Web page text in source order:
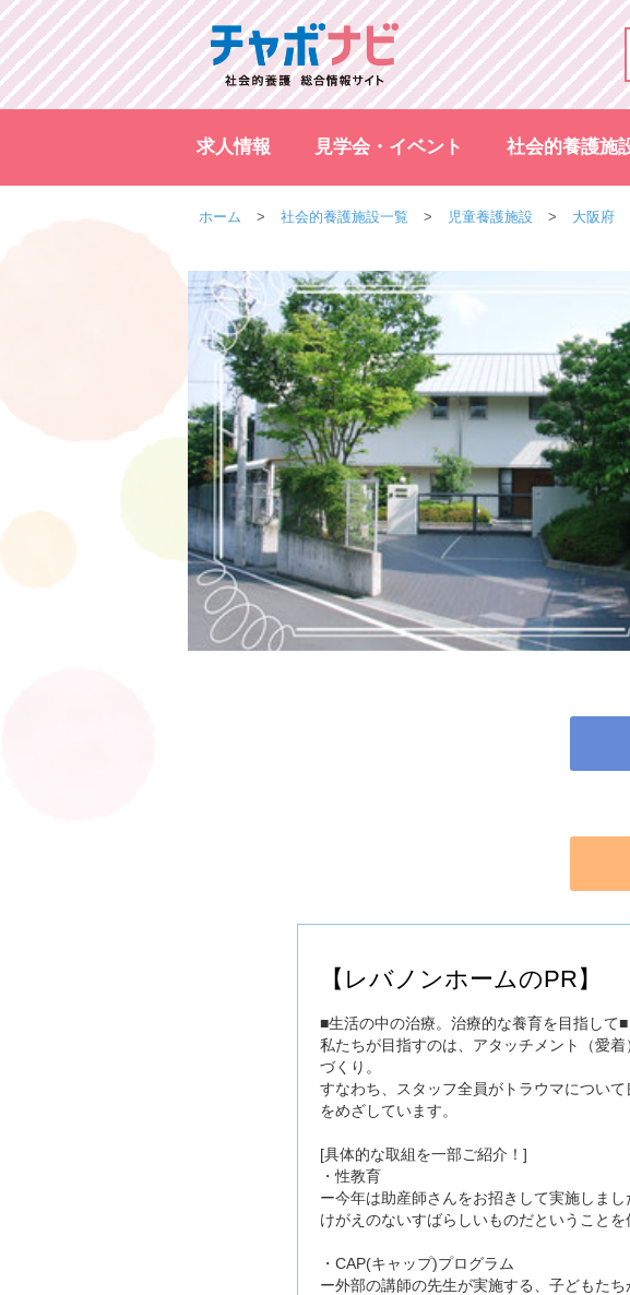
求人情報 見学会・イベント 社会的養護施
ホーム 社会的養護施設一覧 児童養護施設 大阪府
【レバノンホームのPR】
■生活の中の治療。治療的な養育を目指して■
私たちが目指すのは、アタッチメント（愛
づくり。
すなわち、スタッフ全員がトラウマについ
をめざしています。
[具体的な取組を一部ご紹介！]
・性教育
ー今年は助産師さんをお招きして実施しま
けがえのないすばらしいものだということを
・CAP(キャップ)プログラム
ー外部の講師の先生が実施する、子どもた